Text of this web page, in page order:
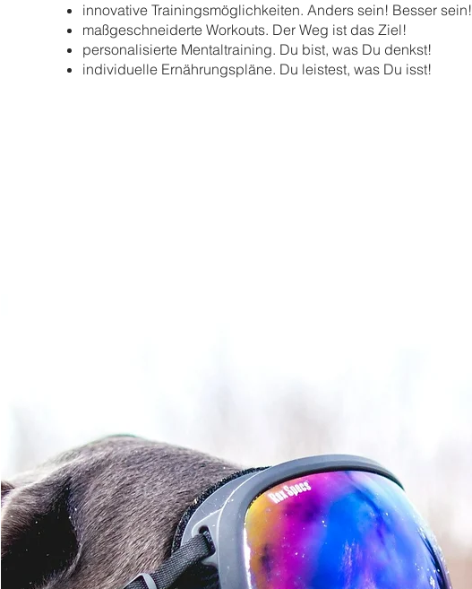
innovative Trainingsmöglichkeiten. Anders sein! Besser sein!
maßgeschneiderte Workouts. Der Weg ist das Ziel!
personalisierte Mentaltraining. Du bist, was Du denkst!
individuelle Ernährungspläne. Du leistest, was Du isst!